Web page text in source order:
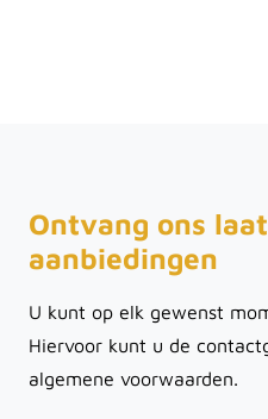
Ontvang ons
aanbiedingen
U kunt op elk gewenst
Hiervoor kunt u de
algemene voorwaarden.